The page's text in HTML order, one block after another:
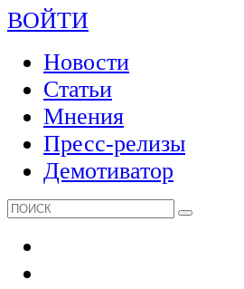
ВОЙТИ
Новости
Статьи
Мнения
Пресс-релизы
Демотиватор